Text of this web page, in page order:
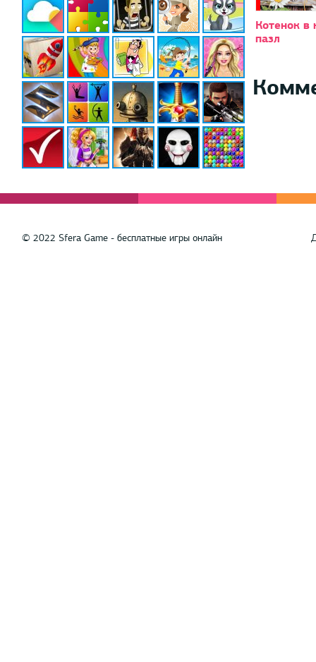
Котенок в
пазл
© 2022 Sfera Game - бесплатные игры онлайн